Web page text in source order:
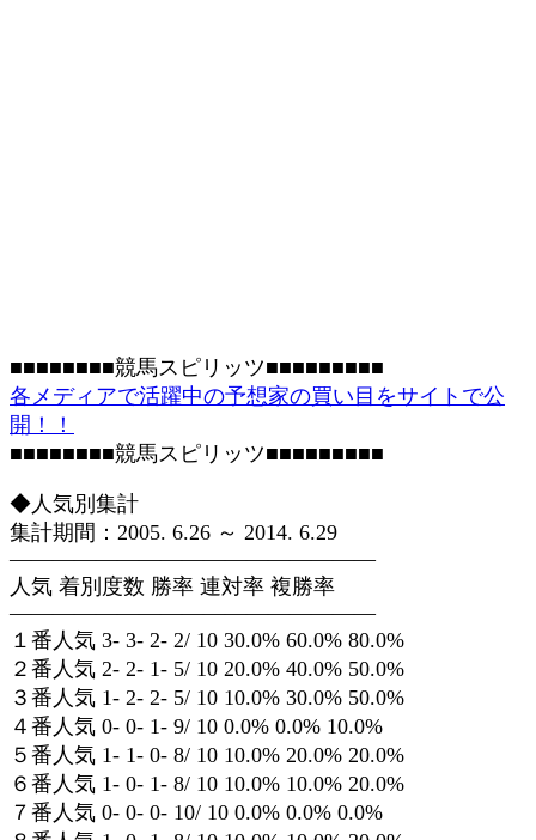
■■■■■■■■競馬スピリッツ■■■■■■■■■
各メディアで活躍中の予想家の買い目をサイトで公
開！！
■■■■■■■■競馬スピリッツ■■■■■■■■■
◆人気別集計
集計期間：2005. 6.26 ～ 2014. 6.29
—————————————————
人気 着別度数 勝率 連対率 複勝率
—————————————————
１番人気 3- 3- 2- 2/ 10 30.0% 60.0% 80.0%
２番人気 2- 2- 1- 5/ 10 20.0% 40.0% 50.0%
３番人気 1- 2- 2- 5/ 10 10.0% 30.0% 50.0%
４番人気 0- 0- 1- 9/ 10 0.0% 0.0% 10.0%
５番人気 1- 1- 0- 8/ 10 10.0% 20.0% 20.0%
６番人気 1- 0- 1- 8/ 10 10.0% 10.0% 20.0%
７番人気 0- 0- 0- 10/ 10 0.0% 0.0% 0.0%